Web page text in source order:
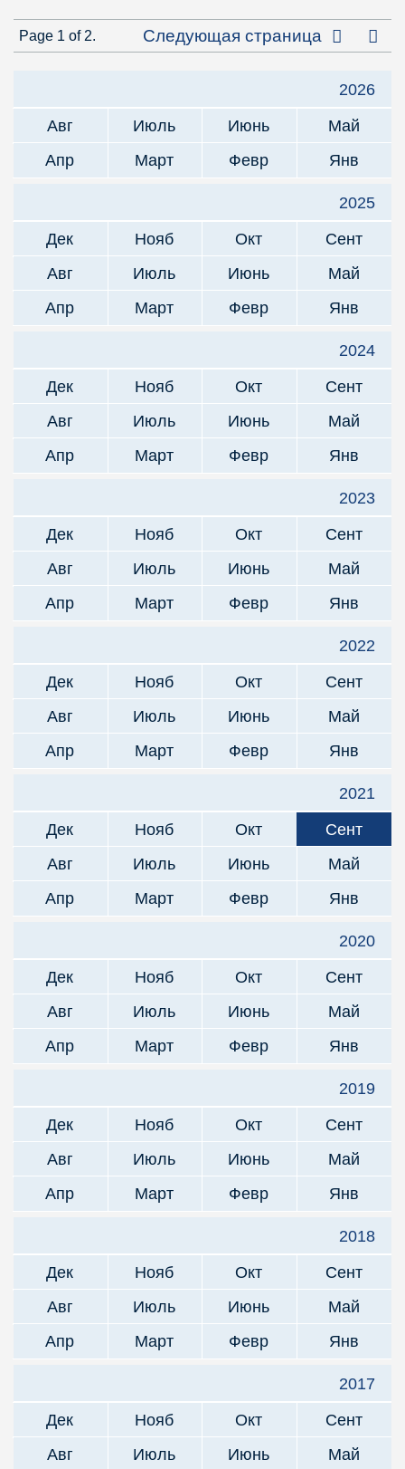
Page 1 of 2. Следующая страница
2026
Авг
Июль Июнь
Май
Апр
Март Февр Янв
2025
Дек
Нояб Окт
Сент
Авг
Июль Июнь
Май
Апр
Март Февр Янв
2024
Дек
Нояб Окт
Сент
Авг
Июль Июнь
Май
Апр
Март Февр Янв
2023
Дек
Нояб Окт
Сент
Авг
Июль Июнь
Май
Апр
Март Февр Янв
2022
Дек
Нояб Окт
Сент
Авг
Июль Июнь
Май
Апр
Март Февр Янв
2021
Дек
Нояб Окт
Сент
Авг
Июль Июнь
Май
Апр
Март Февр Янв
2020
Дек
Нояб Окт
Сент
Авг
Июль Июнь
Май
Апр
Март Февр Янв
2019
Дек
Нояб Окт
Сент
Авг
Июль Июнь
Май
Апр
Март Февр Янв
2018
Дек
Нояб Окт
Сент
Авг
Июль Июнь
Май
Апр
Март Февр Янв
2017
Дек
Нояб Окт
Сент
Авг
Июль Июнь
Май